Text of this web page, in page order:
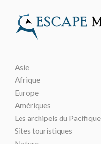
Asie
Afrique
Europe
Amériques
Les archipels du Pacifique
Sites touristiques